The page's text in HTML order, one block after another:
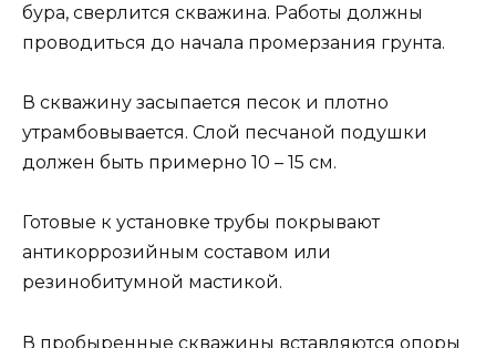
бура, сверлится скважина. Работы должны
проводиться до начала промерзания грунта.
В скважину засыпается песок и плотно
утрамбовывается. Слой песчаной подушки
должен быть примерно 10 – 15 см.
Готовые к установке трубы покрывают
антикоррозийным составом или
резинобитумной мастикой.
В пробыренные скважины вставляются опоры